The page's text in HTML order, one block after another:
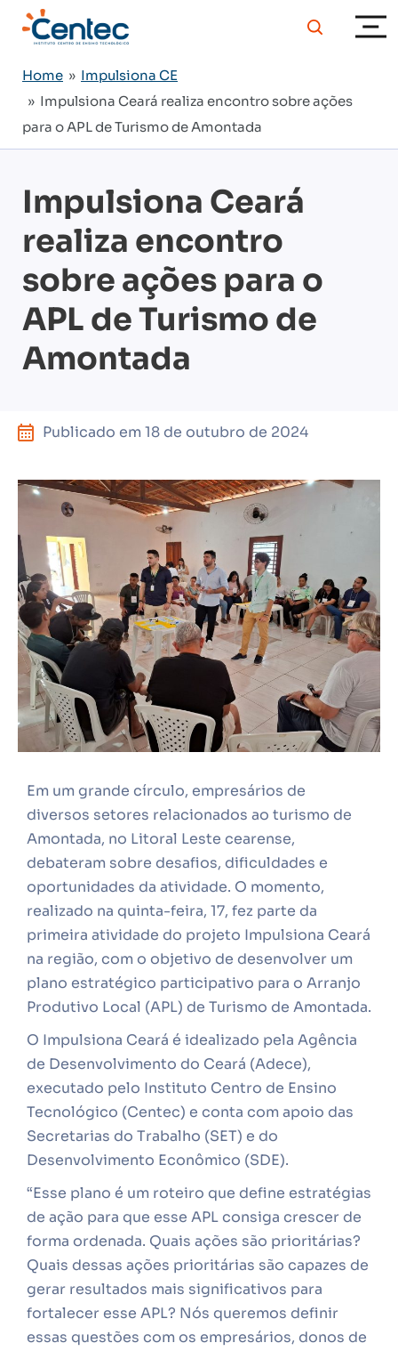
Home » Impulsiona CE
» Impulsiona Ceará realiza encontro sobre ações
para o APL de Turismo de Amontada
Impulsiona Ceará
realiza encontro
sobre ações para o
APL de Turismo de
Amontada
Publicado em 18 de outubro de 2024
Em um grande círculo, empresários de
diversos setores relacionados ao turismo de
Amontada, no Litoral Leste cearense,
debateram sobre desafios, dificuldades e
oportunidades da atividade. O momento,
realizado na quinta-feira, 17, fez parte da
primeira atividade do projeto Impulsiona Ceará
na região, com o objetivo de desenvolver um
plano estratégico participativo para o Arranjo
Produtivo Local (APL) de Turismo de Amontada.
O Impulsiona Ceará é idealizado pela Agência
de Desenvolvimento do Ceará (Adece),
executado pelo Instituto Centro de Ensino
Tecnológico (Centec) e conta com apoio das
Secretarias do Trabalho (SET) e do
Desenvolvimento Econômico (SDE).
“Esse plano é um roteiro que define estratégias
de ação para que esse APL consiga crescer de
forma ordenada. Quais ações são prioritárias?
Quais dessas ações prioritárias são capazes de
gerar resultados mais significativos para
fortalecer esse APL? Nós queremos definir
essas questões com os empresários, donos de